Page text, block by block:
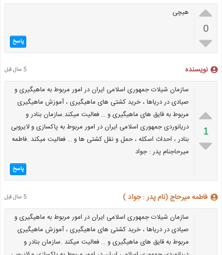

0

هیچی
پاسخ
نویسنده 5 سال قبل

1

سازمان شیلات جمهوری اسلامی ایران در امور مربوط به ماهیگیری و
صیادی در دریاها ، خرید کشتی های ماهیگیری ، آموزش ماهیگیری
مربوط به قایق های ماهیگیری و … فعالیت میکند.سازمان بنادر و
دریانوردی جمهوری اسلامی ایران در امور مربوط به پاکسازی و لایروبی
بنادر ، احداث اسکله ، حمل و نقل کشتی ها و … فعالیت میکند .فاطمه
میرحاجنام پدر : جواد
پاسخ
فاطمه میرحاج (نام پدر : جواد ) 5 سال قبل
سازمان شیلات جمهوری اسلامی ایران در امور مربوط به ماهیگیری و
صیادی در دریاها ، خرید کشتی های ماهیگیری ، آموزش ماهیگیری
مربوط به قایق های ماهیگیری و … فعالیت میکند .سازمان بنادر و